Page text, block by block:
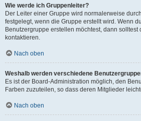
Wie werde ich Gruppenleiter?
Der Leiter einer Gruppe wird normalerweise
festgelegt, wenn die Gruppe erstellt wird. Wenn
Benutzergruppe erstellen möchtest, dann solltest
kontaktieren.
Nach oben
Weshalb werden verschiedene
Es ist der Board-Administration möglich, den
Farben zuzuteilen, so dass deren Mitglieder
Nach oben